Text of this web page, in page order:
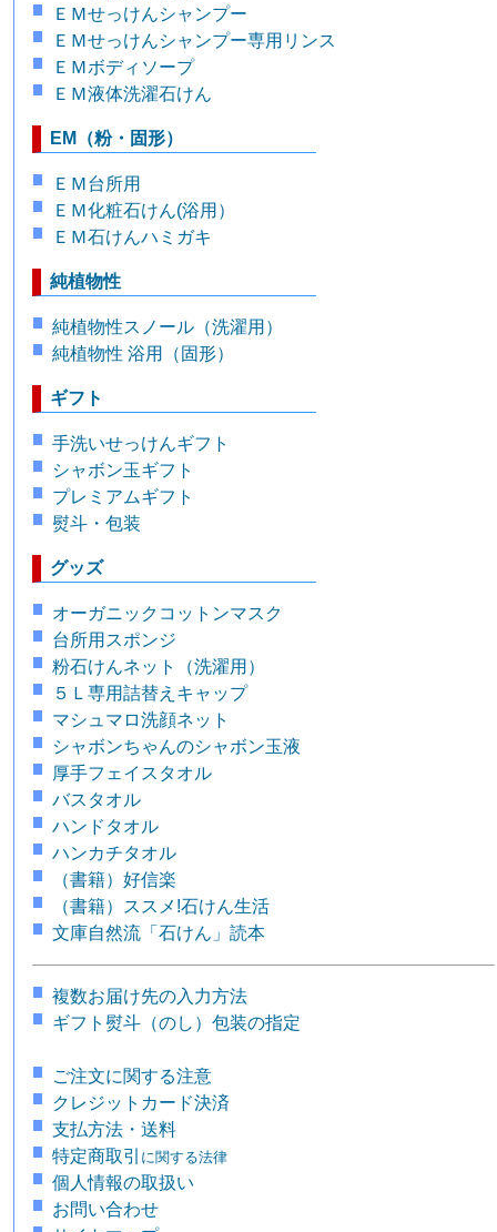
ＥＭせっけんシャンプー
ＥＭせっけんシャンプー専用リンス
ＥＭボディソープ
ＥＭ液体洗濯石けん
EM（粉・固形）
ＥＭ台所用
ＥＭ化粧石けん(浴用）
ＥＭ石けんハミガキ
純植物性
純植物性スノール（洗濯用）
純植物性 浴用（固形）
ギフト
手洗いせっけんギフト
シャボン玉ギフト
プレミアムギフト
熨斗・包装
グッズ
オーガニックコットンマスク
台所用スポンジ
粉石けんネット（洗濯用）
５Ｌ専用詰替えキャップ
マシュマロ洗顔ネット
シャボンちゃんのシャボン玉液
厚手フェイスタオル
バスタオル
ハンドタオル
ハンカチタオル
（書籍）好信楽
（書籍）ススメ!石けん生活
文庫自然流「石けん」読本
複数お届け先の入力方法
ギフト熨斗（のし）包装の指定
ご注文に関する注意
クレジットカード決済
支払方法・送料
特定商取引 に関する法律
個人情報の取扱い
お問い合わせ